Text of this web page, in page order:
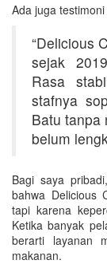
Ada juga
“Delicious
sejak
Rasa
stafnya
Batu tanpa
belum
Bagi saya
bahwa Delicious
tapi karena
Ketika banyak
berarti layanan
makanan.